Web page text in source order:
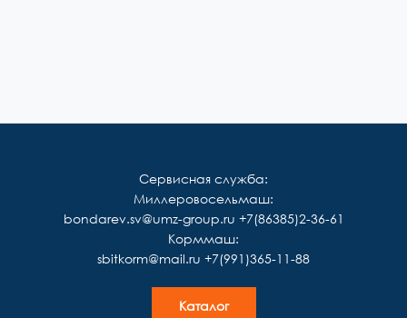
Сервисная служба:
Миллеровосельмаш:
bondarev.sv@umz-group.ru +7(86385)2-36-61
Корммаш:
sbitkorm@mail.ru +7(991)365-11-88
Каталог